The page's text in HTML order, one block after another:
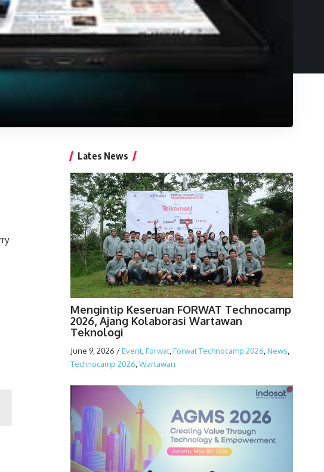
Lates News
Mengintip Keseruan FORWAT Technocamp
2026, Ajang Kolaborasi Wartawan
Teknologi
June 9, 2026 /Event, Forwat, Forwat Technocamp 2026 News
Technocamp 2026 Wartawan